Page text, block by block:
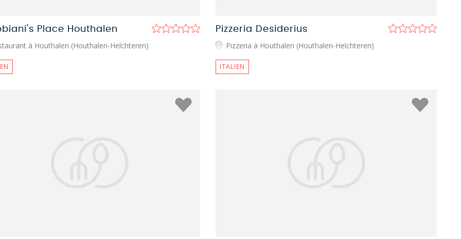
Place Houthalen
à Houthalen (Houthalen-Helchteren)
Pizzeria Desiderius
Pizzeria à Houthalen (Houthalen-Helchteren)
ITALIEN